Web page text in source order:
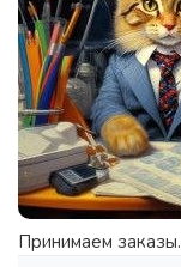
Принимаем заказы.